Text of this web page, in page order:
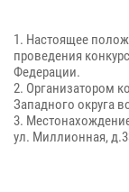
1. Настоящее
проведения
Федерации.
2. Организатором
Западного округа
3.
ул. Миллионная,